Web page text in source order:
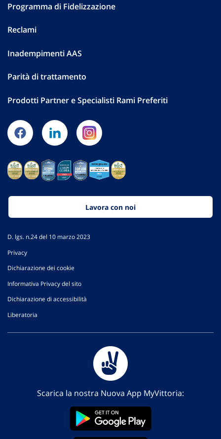
Programma di Fidelizzazione
Reclami
Inadempimenti AAS
Parità di trattamento
Prodotti Partner e Specialisti Rami Preferiti
Lavora con noi
D. lgs. n.24 del 10 marzo 2023
Privacy
Dichiarazione dei cookie
Informativa Privacy del sito
Dichiarazione di accessibilità
Liberatoria
Scarica la nostra Nuova App MyVittoria: